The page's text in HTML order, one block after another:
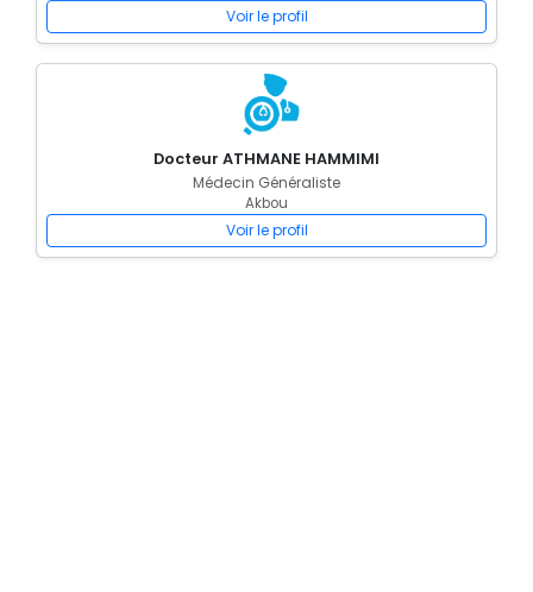
Voir le profil
Docteur ATHMANE HAMMIMI
Médecin Généraliste
Akbou
Voir le profil